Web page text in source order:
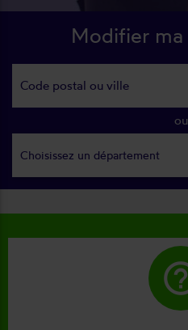
Modifier ma
ou
Choisissez un département